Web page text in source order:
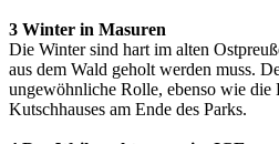
3 Winter in Masuren
Die Winter sind hart im alten
aus dem Wald geholt werden muss.
ungewöhnliche Rolle, ebenso wie die
Kutschhauses am Ende des Parks.